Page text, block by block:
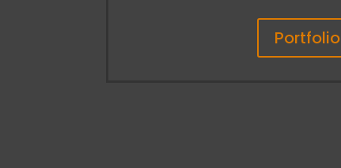
Portfolio